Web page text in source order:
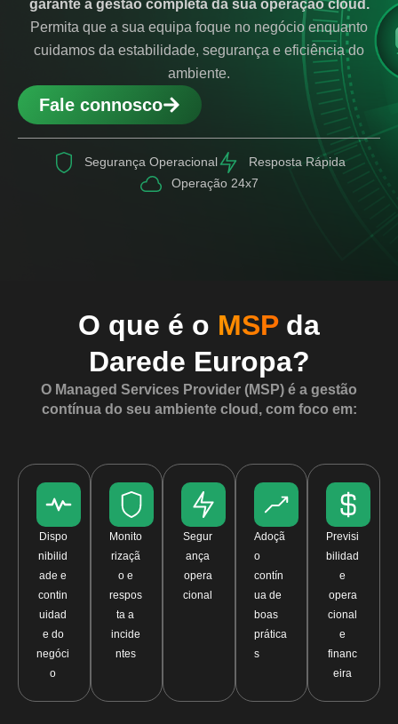
garante a gestão completa da sua operação cloud.
Permita que a sua equipa foque no negócio enquanto
cuidamos da estabilidade, segurança e eficiência do
ambiente.
Fale connosco
Segurança Operacional
Resposta Rápida
Operação 24x7
O que é o MSP da
Darede Europa?
O Managed Services Provider (MSP) é a gestão
contínua do seu ambiente cloud, com foco em:
Dispo
nibilid
ade e
contin
uidad
e do
negóci
o
Monito
rizaçã
o e
respos
ta a
incide
ntes
Segur
ança
opera
cional
Adoçã
o
contín
ua de
boas
prática
s
Previsi
bilidad
e
opera
cional
e
financ
eira